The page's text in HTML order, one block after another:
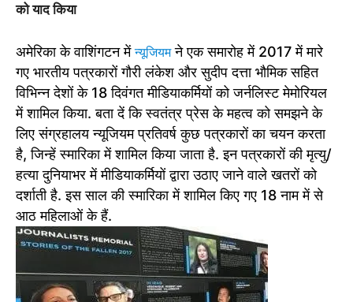
को याद किया
अमेरिका के वाशिंगटन में न्यूजियम ने एक समारोह में 2017 में मारे
गए भारतीय पत्रकारों गौरी लंकेश और सुदीप दत्ता भौमिक सहित
विभिन्न देशों के 18 दिवंगत मीडियाकर्मियों को जर्नलिस्ट मेमोरियल
में शामिल किया. बता दें कि स्वतंत्र प्रेस के महत्व को समझने के
लिए संग्रहालय न्यूजियम प्रतिवर्ष कुछ पत्रकारों का चयन करता
है, जिन्हें स्मारिका में शामिल किया जाता है. इन पत्रकारों की मृत्यु/
हत्या दुनियाभर में मीडियाकर्मियों द्वारा उठाए जाने वाले खतरों को
दर्शाती है. इस साल की स्मारिका में शामिल किए गए 18 नाम में से
आठ महिलाओं के हैं.